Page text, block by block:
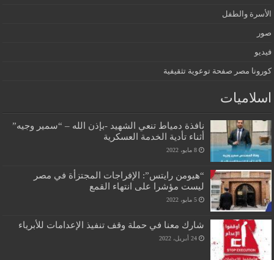
الأسرة والطفل
صور
فيديو
كورونا مصر صفحة توعوية تثقيفية
اسلاميات
نافذة دمياط تنعي الشهيد -بإذن الله – “سمير وجيه”
أثناء تأدية الخدمة العسكرية
8 مايو، 2022
“هيومن رايتس”: الإفراجات المجتزأة في مصر
ليست مؤشرا على انتهاء القمع
5 مايو، 2022
شارك معنا في حملة وقف تنفيذ الإعدامات للأبرياء
24 أبريل، 2022